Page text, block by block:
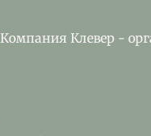
Компания Клевер -